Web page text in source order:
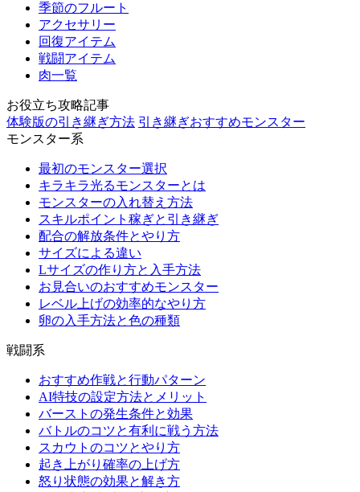
季節のフルート
アクセサリー
回復アイテム
戦闘アイテム
肉一覧
お役立ち攻略記事
体験版の引き継ぎ方法 引き継ぎおすすめモンスター
モンスター系
最初のモンスター選択
キラキラ光るモンスターとは
モンスターの入れ替え方法
スキルポイント稼ぎと引き継ぎ
配合の解放条件とやり方
サイズによる違い
Lサイズの作り方と入手方法
お見合いのおすすめモンスター
レベル上げの効率的なやり方
卵の入手方法と色の種類
戦闘系
おすすめ作戦と行動パターン
AI特技の設定方法とメリット
バーストの発生条件と効果
バトルのコツと有利に戦う方法
スカウトのコツとやり方
起き上がり確率の上げ方
怒り状態の効果と解き方